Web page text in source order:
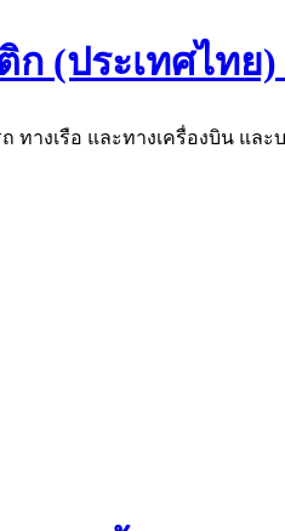
(ประเทศไทย)
ทางเรือ และทางเครื่องบิน และ